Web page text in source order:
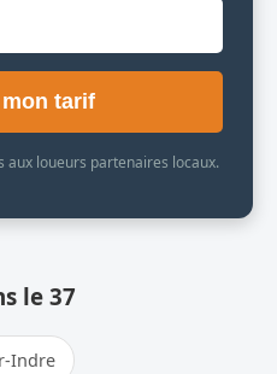
tarif
aux loueurs partenaires locaux.
le 37
Indre